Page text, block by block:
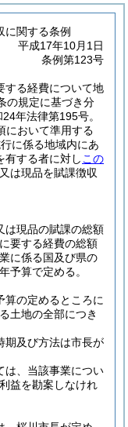
に関する条例
平成17年10月1日
条例第123号
する経費について地
の規定に基づき分
年法律第195号。
において準用する
に係る地域内にあ
有する者に対し この
は現品を賦課徴収
は現品の賦課の総額
要する経費の総額
に係る国及び県の
予算で定める。
算の定めるところに
土地の全部につき
期及び方法は市長が
は、当該事業につい
益を勘案しなけれ